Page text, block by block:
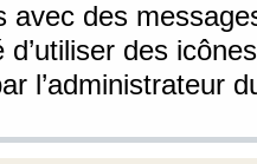
avec des
d’utiliser des
l’administrateur